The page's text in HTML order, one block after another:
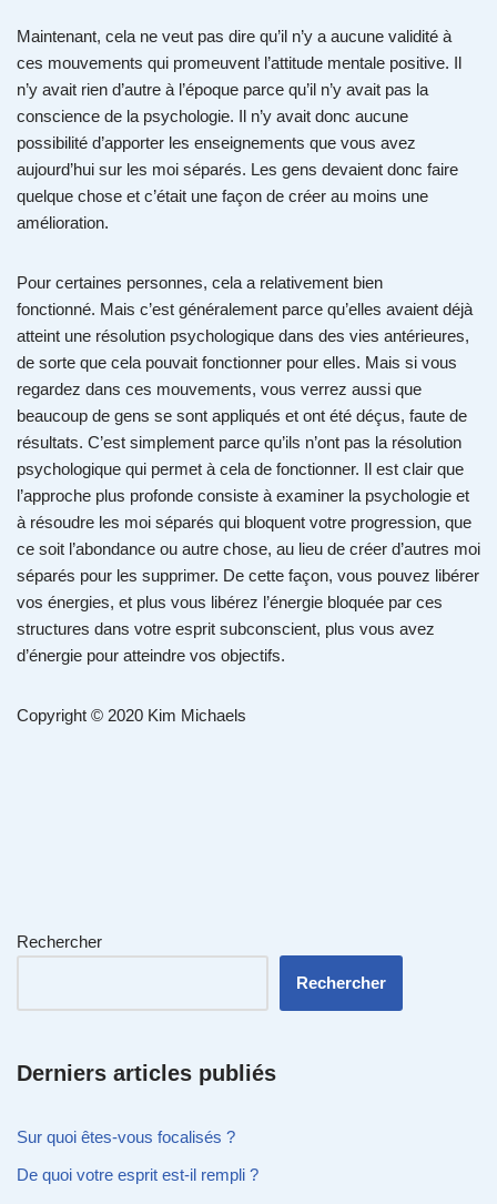
Maintenant, cela ne veut pas dire qu’il n’y a aucune validité à
ces mouvements qui promeuvent l’attitude mentale positive. Il
n’y avait rien d’autre à l’époque parce qu’il n’y avait pas la
conscience de la psychologie. Il n’y avait donc aucune
possibilité d’apporter les enseignements que vous avez
aujourd’hui sur les moi séparés. Les gens devaient donc faire
quelque chose et c’était une façon de créer au moins une
amélioration.
Pour certaines personnes, cela a relativement bien
fonctionné. Mais c’est généralement parce qu’elles avaient déjà
atteint une résolution psychologique dans des vies antérieures,
de sorte que cela pouvait fonctionner pour elles. Mais si vous
regardez dans ces mouvements, vous verrez aussi que
beaucoup de gens se sont appliqués et ont été déçus, faute de
résultats. C’est simplement parce qu’ils n’ont pas la résolution
psychologique qui permet à cela de fonctionner. Il est clair que
l’approche plus profonde consiste à examiner la psychologie et
à résoudre les moi séparés qui bloquent votre progression, que
ce soit l’abondance ou autre chose, au lieu de créer d’autres moi
séparés pour les supprimer. De cette façon, vous pouvez libérer
vos énergies, et plus vous libérez l’énergie bloquée par ces
structures dans votre esprit subconscient, plus vous avez
d’énergie pour atteindre vos objectifs.
Copyright © 2020 Kim Michaels
Rechercher
Rechercher
Derniers articles publiés
Sur quoi êtes-vous focalisés ?
De quoi votre esprit est-il rempli ?